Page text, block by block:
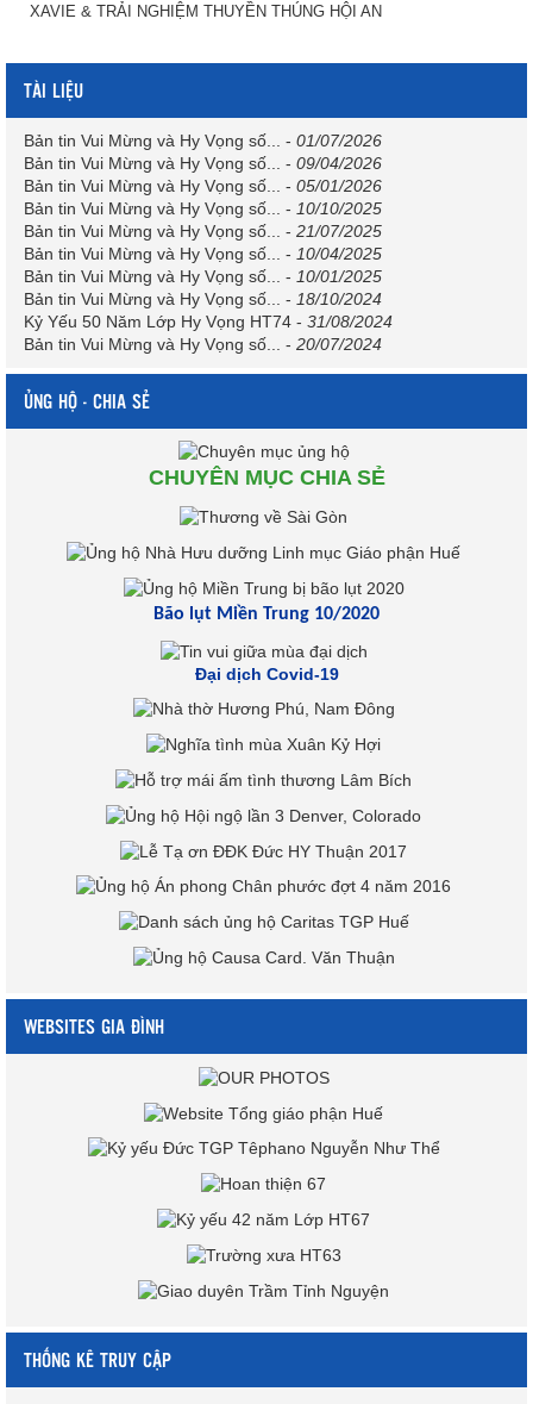
XAVIE & TRẢI NGHIỆM THUYỀN THÚNG HỘI AN
TÀI LIỆU
Bản tin Vui Mừng và Hy Vọng số... - 01/07/2026
Bản tin Vui Mừng và Hy Vọng số...
- 09/04/2026
Bản tin Vui Mừng và Hy Vọng số...
- 05/01/2026
Bản tin Vui Mừng và Hy Vọng số...
- 10/10/2025
Bản tin Vui Mừng và Hy Vọng số...
- 21/07/2025
Bản tin Vui Mừng và Hy Vọng số...
- 10/04/2025
Bản tin Vui Mừng và Hy Vọng số...
- 10/01/2025
Bản tin Vui Mừng và Hy Vọng số...
- 18/10/2024
Kỷ Yếu 50 Năm Lớp Hy Vọng HT74 - 31/08/2024
Bản tin Vui Mừng và Hy Vọng số...
- 20/07/2024
ỦNG HỘ - CHIA SẺ
CHUYÊN MỤC CHIA SẺ
Bão lụt Miền Trung 10/2020
Đại dịch Covid-19
WEBSITES GIA ĐÌNH
THỐNG KÊ TRUY CẬP